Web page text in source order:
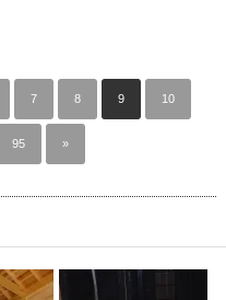
7 8 9 10
95 »